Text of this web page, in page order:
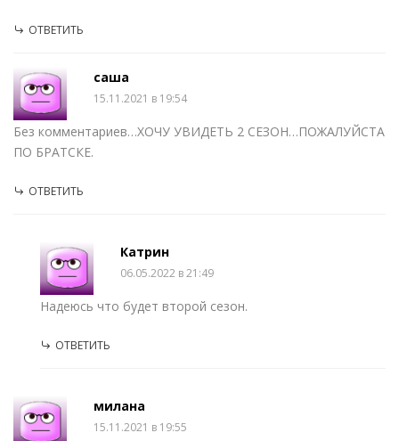
ОТВЕТИТЬ
саша
15.11.2021 в 19:54
Без комментариев…ХОЧУ УВИДЕТЬ 2 СЕЗОН…ПОЖАЛУЙСТА
ПО БРАТСКЕ.
ОТВЕТИТЬ
Катрин
06.05.2022 в 21:49
Надеюсь что будет второй сезон.
ОТВЕТИТЬ
милана
15.11.2021 в 19:55